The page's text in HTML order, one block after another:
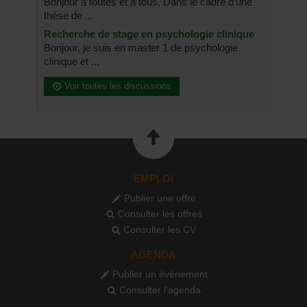
thèse de ...
Recherche de stage en psychologie clinique
Bonjour, je suis en master 1 de psychologie
clinique et ...
Voir toutes les discussions
EMPLOI
Publier une offre
Consulter les offres
Consulter les CV
AGENDA
Publier un événement
Consulter l'agenda